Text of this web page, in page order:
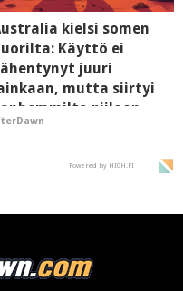
kielsi somen
Käyttö ei
juuri
mutta siirtyi
piiloon
Powered by HIGH.FI